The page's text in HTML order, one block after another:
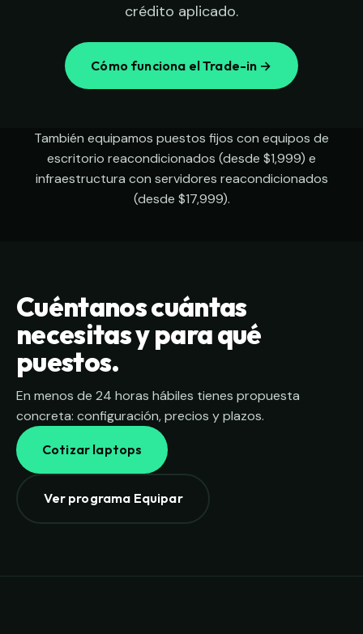
crédito aplicado.
Cómo funciona el Trade-in →
También equipamos puestos fijos con equipos de
escritorio reacondicionados (desde $1,999) e
infraestructura con servidores reacondicionados
(desde $17,999).
Cuéntanos cuántas
necesitas y para qué
puestos.
En menos de 24 horas hábiles tienes propuesta
concreta: configuración, precios y plazos.
Cotizar laptops
Ver programa Equipar